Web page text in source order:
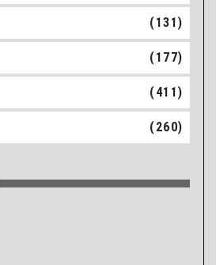
(131)
(177)
(411)
(260)